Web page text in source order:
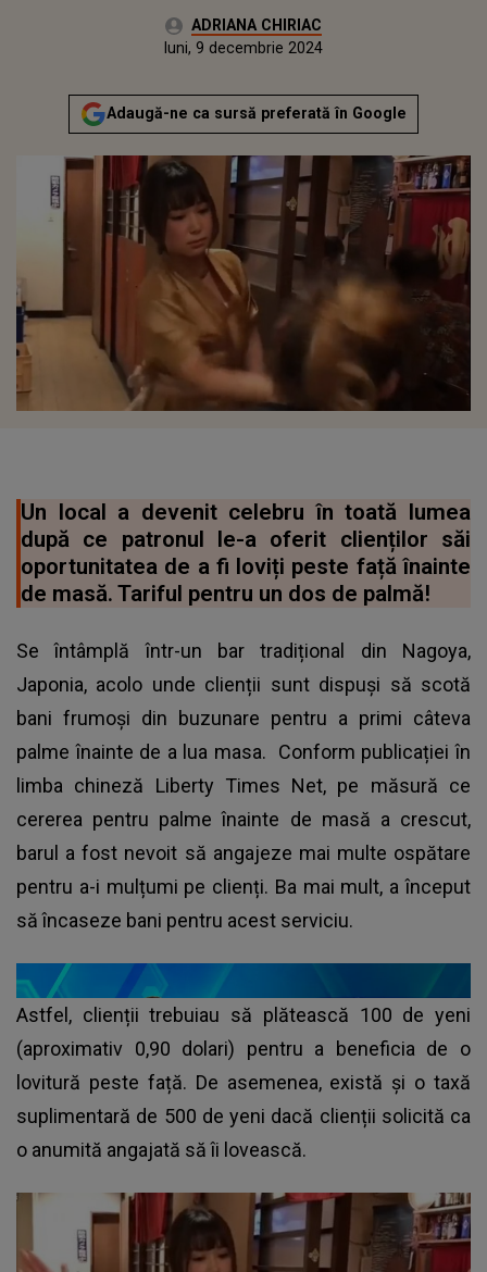
Autor:ADRIANA CHIRIAC
sâmbătă, 9 decembrie 2023
Actualizat:
luni, 9 decembrie 2024
Adaugă-ne ca sursă preferată în Google
Un local a devenit celebru în toată lumea
după ce patronul le-a oferit clienților săi
oportunitatea de a fi loviți peste față înainte
de masă. Tariful pentru un dos de palmă!
Se întâmplă într-un bar tradițional din Nagoya,
Japonia, acolo unde clienții sunt dispuși să scotă
bani frumoși din buzunare pentru a primi câteva
palme înainte de a lua masa. Conform publicației în
limba chineză Liberty Times Net, pe măsură ce
cererea pentru palme înainte de masă a crescut,
barul a fost nevoit să angajeze mai multe ospătare
pentru a-i mulțumi pe clienți. Ba mai mult, a început
să încaseze bani pentru acest serviciu.
Astfel, clienții trebuiau să plătească 100 de yeni
(aproximativ 0,90 dolari) pentru a beneficia de o
lovitură peste față. De asemenea, există și o taxă
suplimentară de 500 de yeni dacă clienții solicită ca
o anumită angajată să îi lovească.